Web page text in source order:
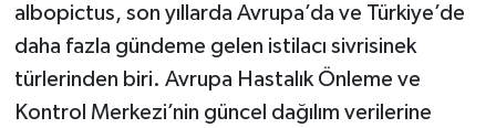
albopictus, son yıllarda Avrupa’da ve Türkiye’de
daha fazla gündeme gelen istilacı sivrisinek
türlerinden biri. Avrupa Hastalık Önleme ve
Kontrol Merkezi’nin güncel dağılım verilerine